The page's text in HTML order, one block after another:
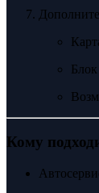
Кому